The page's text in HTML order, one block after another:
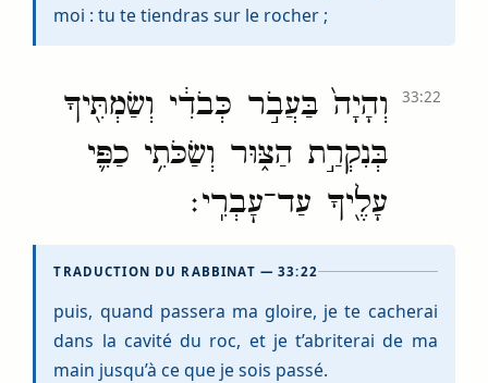
moi : tu te tiendras sur le rocher ;
וְהָיָה֙ בַּעֲבֹ֣ר כְּבֹדִ֔י וְשַׂמְתִּ֖יךָ
בְּנִקְרַ֣ת הַצּ֑וּר וְשַׂכֹּתִ֥י כַפִּ֛י
עָלֶ֖יךָ עַד־עׇבְרִֽי׃
33:22
TRADUCTION DU RABBINAT — 33:22
puis, quand passera ma gloire, je te cacherai
dans la cavité du roc, et je t’abriterai de ma
main jusqu’à ce que je sois passé.